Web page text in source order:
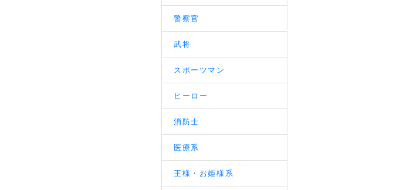
警察官
武将
スポーツマン
ヒーロー
消防士
医療系
王様・お姫様系